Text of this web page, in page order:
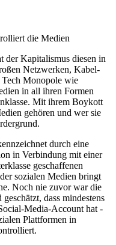
die Medien
der Kapitalismus diesen in
Netzwerken, Kabel-
Monopole wie
in all ihren Formen
Mit ihrem Boykott
gehören und wer sie
durch eine
in Verbindung mit einer
geschaffenen
sozialen Medien bringt
Noch nie zuvor war die
dass mindestens
Media-Account hat -
Plattformen in